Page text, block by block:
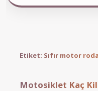
Etiket: Sıfır motor
Motosiklet Kaç